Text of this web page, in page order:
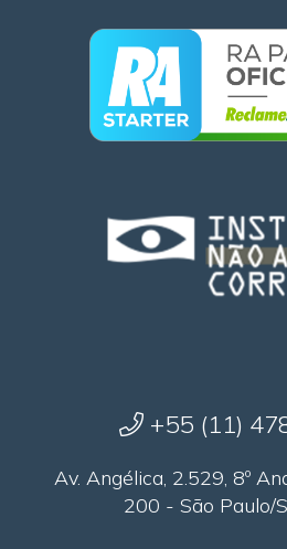
+55 (11)
Av. Angélica, 2.529, 8º
200 - São Paulo/